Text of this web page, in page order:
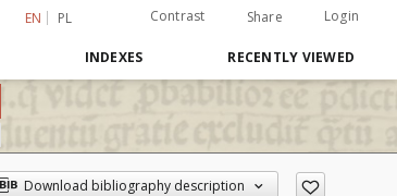
EN PL Contrast Share Login
INDEXES RECENTLY VIEWED
Download bibliography description